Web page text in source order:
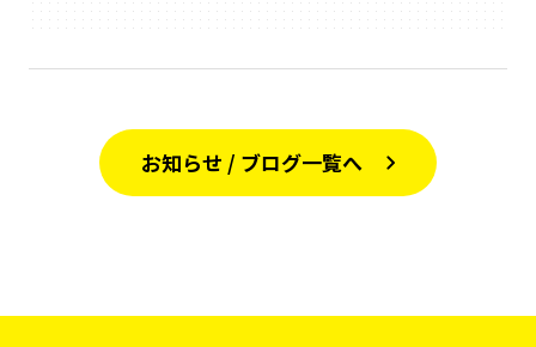
お知らせ / ブログ一覧へ